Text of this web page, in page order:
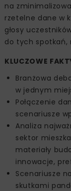
na
rzetelne dane w
głosy
do tych spotkań,
KLUCZOWE
Branżowa
w jednym
Połączenie
scenariusze
Analiza
sektor
materiały
innowacje,
Scenariusze
skutkami